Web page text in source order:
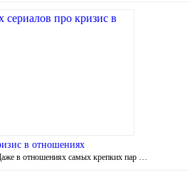
в отношениях
в отношениях самых крепких пар …